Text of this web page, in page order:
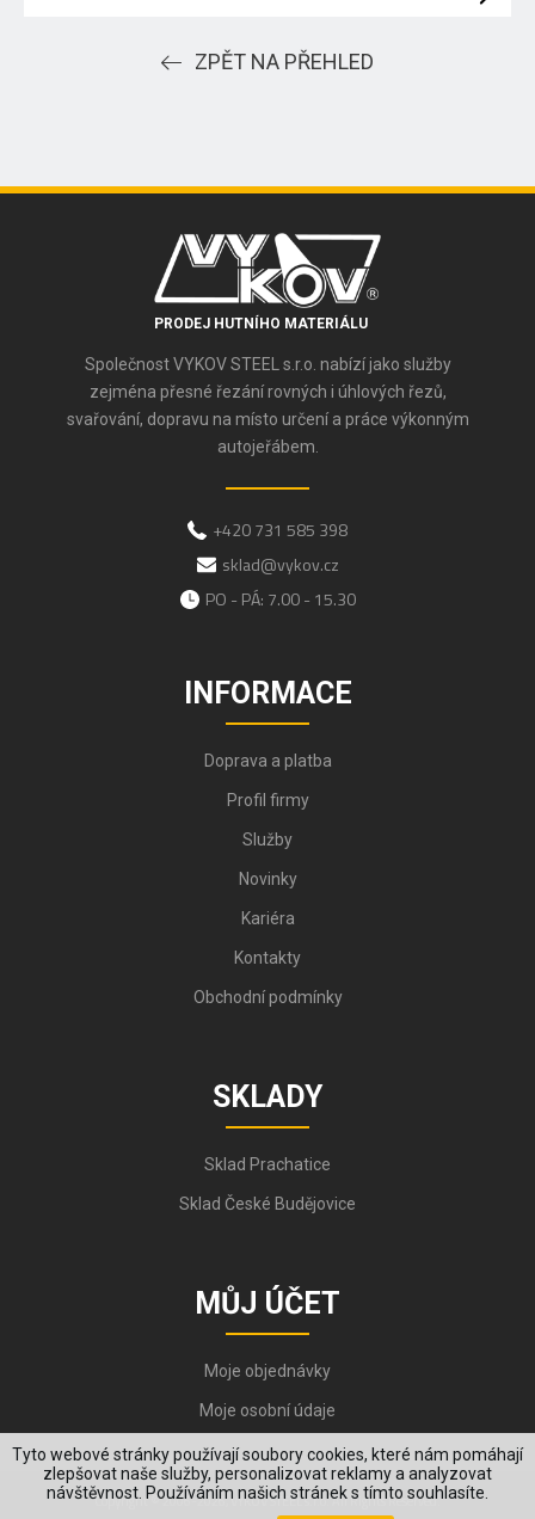
Tyto webové stránky používají soubory cookies, které nám pomáhají
zlepšovat naše služby, personalizovat reklamy a analyzovat
návštěvnost. Používáním našich stránek s tímto souhlasíte.
ZPĚT NA PŘEHLED
PRODEJ HUTNÍHO MATERIÁLU
Společnost VYKOV STEEL s.r.o. nabízí jako služby
zejména přesné řezání rovných i úhlových řezů,
svařování, dopravu na místo určení a práce výkonným
autojeřábem.
+420 731 585 398
sklad@vykov.cz
PO - PÁ: 7.00 - 15.30
INFORMACE
Doprava a platba
Profil firmy
Služby
Novinky
Kariéra
Kontakty
Obchodní podmínky
SKLADY
Sklad Prachatice
Sklad České Budějovice
MŮJ ÚČET
Moje objednávky
Moje osobní údaje
Copyright © 2006-2026, VYKOV STEEL s.r.o. All Rights Reserved.